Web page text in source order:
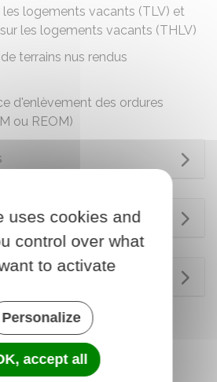
les logements vacants (TLV) et
les logements vacants (THLV)
terrains nus rendus
d'enlèvement des ordures
ou REOM)
!
uses cookies and
control over what
to activate
Personalize
accept all